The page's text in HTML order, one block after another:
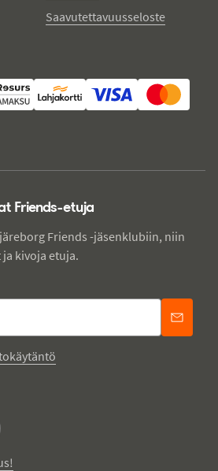
Saavutettavuusseloste
Friends-etuja
Friends -jäsenklubiin, niin
kivoja etuja.